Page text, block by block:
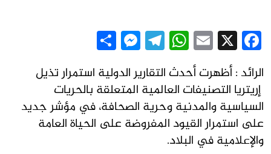
Facebook
X
Email
WhatsApp
Telegram
Messenger
الرائد : أظهرت أحدث التقارير الدولية استمرار تذيل
إريتريا التصنيفات العالمية المتعلقة بالحريات
السياسية والمدنية وحرية الصحافة، في مؤشر جديد
على استمرار القيود المفروضة على الحياة العامة
والإعلامية في البلاد.